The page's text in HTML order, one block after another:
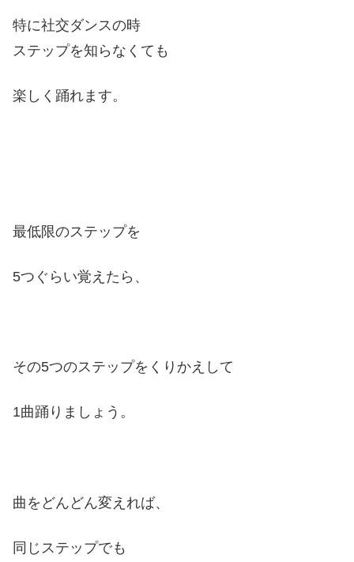
特に社交ダンスの時
ステップを知らなくても
楽しく踊れます。
最低限のステップを
5つぐらい覚えたら、
その5つのステップをくりかえして
1曲踊りましょう。
曲をどんどん変えれば、
同じステップでも